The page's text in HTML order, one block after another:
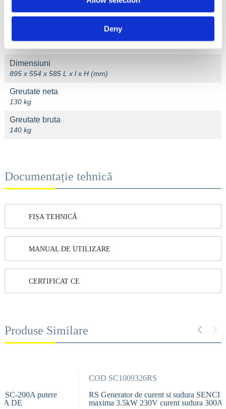
Deny
Electric (la cheie) .
Capacitate rezervor combustibil
Dimensiuni
895 x 554 x 585 L x l x H (mm)
Greutate neta
130 kg
Greutate bruta
140 kg
Documentație tehnică
FIȘA TEHNICĂ
MANUAL DE UTILIZARE
CERTIFICAT CE
Produse Similare
COD SC1009326RS
RS Generator de curent si sudura SENCI SC-300 putere
maxima 3.5kW 230V curent sudura 300A DE